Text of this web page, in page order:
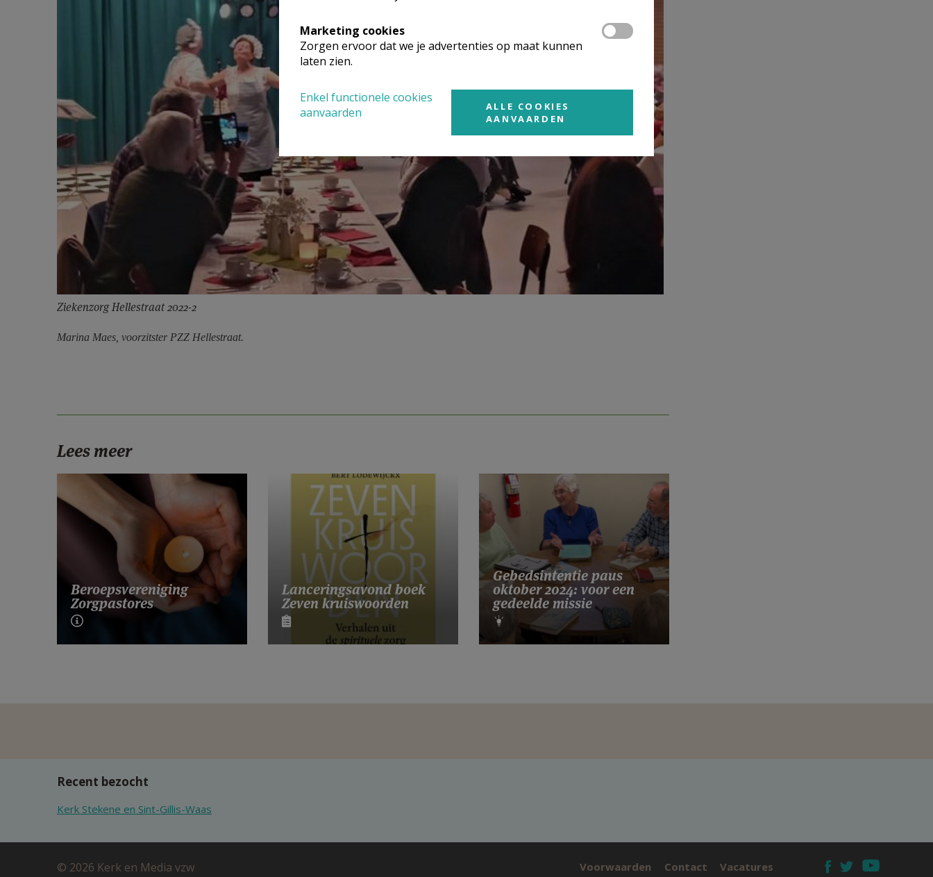
Ziekenzorg Hellestraat 2022-2
Marina Maes, voorzitster PZZ Hellestraat.
Lees meer
Beroepsvereniging
Zorgpastores
Lanceringsavond boek
Zeven kruiswoorden
Gebedsintentie paus
oktober 2024: voor een
gedeelde missie
Recent bezocht
Kerk Stekene en Sint-Gillis-Waas
© 2026 Kerk en Media vzw Vacatures
Contact
Voorwaarden
Marketing cookies
Zorgen ervoor dat we je advertenties op maat kunnen
laten zien.
Enkel functionele cookies
aanvaarden
ALLE COOKIES
AANVAARDEN